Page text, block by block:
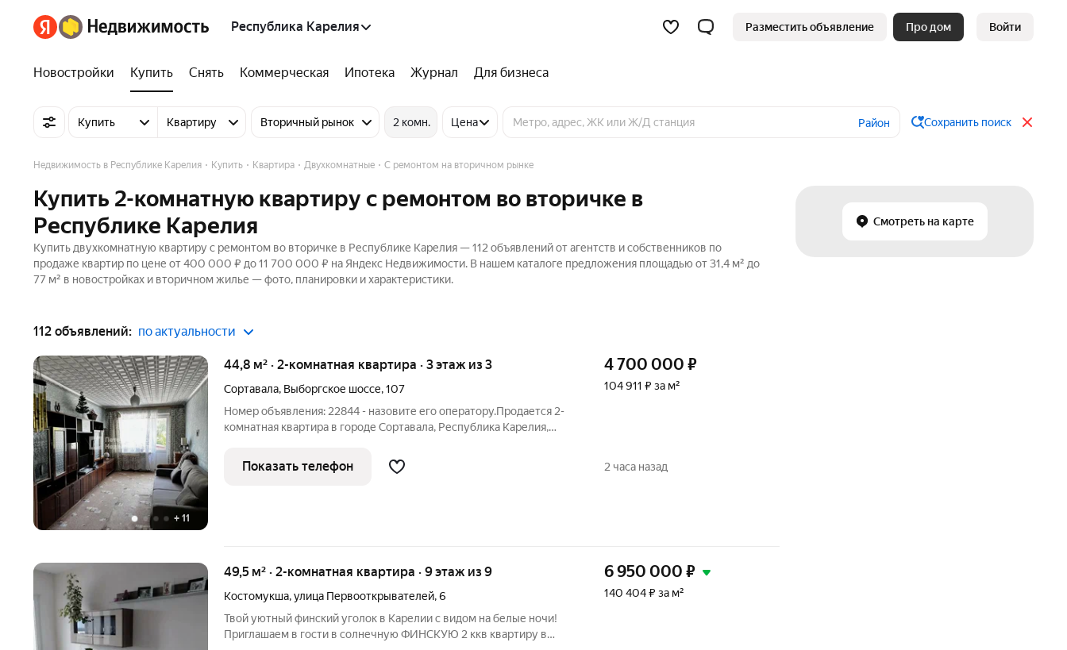
Республика Карелия Разместить объявление Про дом Войти
Новостройки Купить Снять Коммерческая Ипотека Журнал Для бизнеса
Купить Квартиру Вторичный рынок 2 комн. Цена Район Сохранить поиск
Смотреть на карте
Недвижимость в Республике Карелия Купить Квартира Двухкомнатные С ремонтом на вторичном рынке
Купить 2-комнатную квартиру с ремонтом во вторичке в
Республике Карелия
Купить двухкомнатную квартиру с ремонтом во вторичке в Республике Карелия — 112 объявлений от агентств и собственников по
продаже квартир по цене от 400 000 ₽ до 11 700 000 ₽ на Яндекс Недвижимости. В нашем каталоге предложения площадью от 31,4 м² до
77 м² в новостройках и вторичном жилье — фото, планировки и характеристики.
112 объявлений: по актуальности
+ 11
44,8 м² · 2-комнатная квартира · 3 этаж из 3
Сортавала, Выборгское шоссе,107
Номер объявления: 22844 - назовите его оператору.Продается 2-
комнатная квартира в городе Сортавала, Республика Карелия,
Петербургом, скоростной поезд «Ласточка» от Финляндского
вокзала и Площади
4 700 000 ₽
104 911 ₽ за м²
Показать телефон 2 часа назад
49,5 м² · 2-комнатная квартира · 9 этаж из 9
Костомукша,улица Первооткрывателей,6
Твой уютный финский уголок в Карелии с видом на белые ночи!
Приглашаем в гости в солнечную ФИНСКУЮ 2 ккв квартиру в
6 950 000 ₽
140 404 ₽ за м²